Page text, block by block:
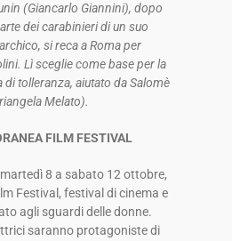
(Giancarlo Giannini), dopo
dei carabinieri di un suo
si reca a Roma per
Lì sceglie come base per la
di tolleranza, aiutato da Salomè
Melato).
FILM FESTIVAL
8 a sabato 12 ottobre,
Festival, festival di cinema e
agli sguardi delle donne.
saranno protagoniste di